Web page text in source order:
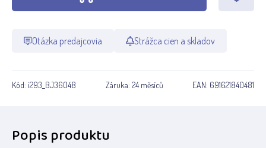
Otázka predajcovia Strážca cien a skladov
Kód: i293_BJ36048 Záruka: 24 měsíců EAN: 691621840481
Popis produktu